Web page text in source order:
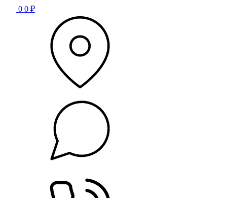
0 0 ₽